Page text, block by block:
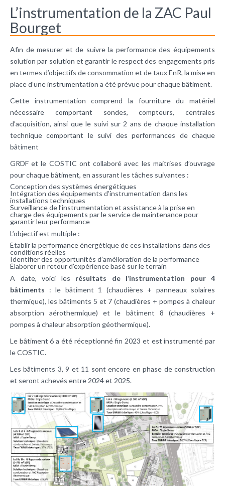
L’instrumentation de la ZAC Paul
Bourget
Afin de mesurer et de suivre la performance des équipements
solution par solution et garantir le respect des engagements pris
en termes d’objectifs de consommation et de taux EnR, la mise en
place d’une instrumentation a été prévue pour chaque bâtiment.
Cette instrumentation comprend la fourniture du matériel
nécessaire comportant sondes, compteurs, centrales
d’acquisition, ainsi que le suivi sur 2 ans de chaque installation
technique comportant le suivi des performances de chaque
bâtiment
GRDF et le COSTIC ont collaboré avec les maitrises d’ouvrage
pour chaque bâtiment, en assurant les tâches suivantes :
Conception des systèmes énergétiques
Intégration des équipements d’instrumentation dans les
installations techniques
Surveillance de l’instrumentation et assistance à la prise en
charge des équipements par le service de maintenance pour
garantir leur performance
L’objectif est multiple :
Établir la performance énergétique de ces installations dans des
conditions réelles
Identifier des opportunités d’amélioration de la performance
Élaborer un retour d’expérience basé sur le terrain
A date, voici les résultats de l’instrumentation pour 4
bâtiments : le bâtiment 1 (chaudières + panneaux solaires
thermique), les bâtiments 5 et 7 (chaudières + pompes à chaleur
absorption aérothermique) et le bâtiment 8 (chaudières +
pompes à chaleur absorption géothermique).
Le bâtiment 6 a été réceptionné fin 2023 et est instrumenté par
le COSTIC.
Les bâtiments 3, 9 et 11 sont encore en phase de construction
et seront achevés entre 2024 et 2025.